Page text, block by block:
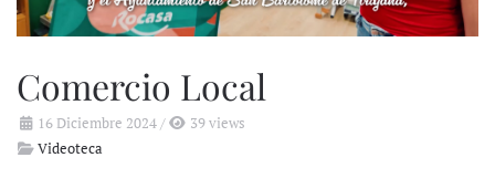
Comercio Local
16 Diciembre 2024/
39 views
Videoteca